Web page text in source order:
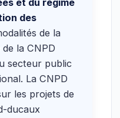
et du régime
des
de la
la CNPD
secteur public
La CNPD
les projets de
ducaux